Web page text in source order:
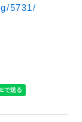
5731/